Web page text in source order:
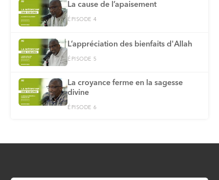
La cause de l’apaisement
ÉPISODE 4
L’appréciation des bienfaits d'Allah
ÉPISODE 5
La croyance ferme en la sagesse
divine
ÉPISODE 6